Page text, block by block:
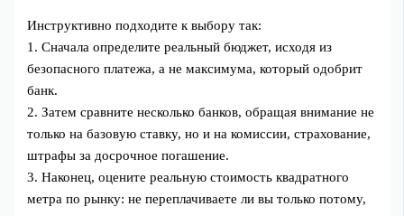
Инструктивно подходите к выбору так:
1. Сначала определите реальный бюджет, исходя из
безопасного платежа, а не максимума, который одобрит
банк.
2. Затем сравните несколько банков, обращая внимание не
только на базовую ставку, но и на комиссии, страхование,
штрафы за досрочное погашение.
3. Наконец, оцените реальную стоимость квадратного
метра по рынку: не переплачиваете ли вы только потому,